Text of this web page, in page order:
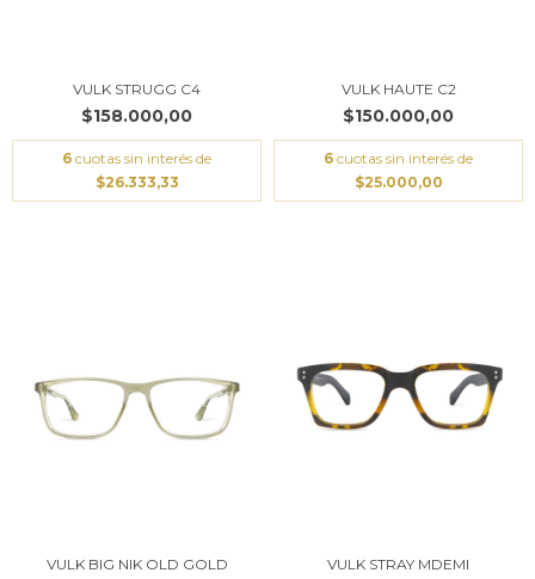
VULK STRUGG C4
$158.000,00
6 cuotas sin interés de
$26.333,33
VULK HAUTE C2
$150.000,00
6 cuotas sin interés de
$25.000,00
VULK BIG NIK OLD GOLD VULK STRAY MDEMI